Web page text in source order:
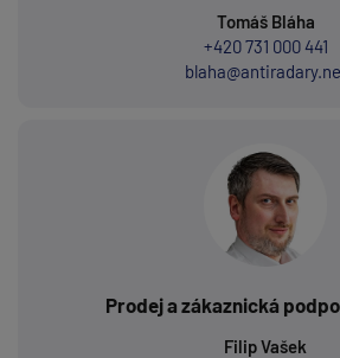
Tomáš Bláha
+420 731 000 441
Prodej a zákaznická
Filip Vašek